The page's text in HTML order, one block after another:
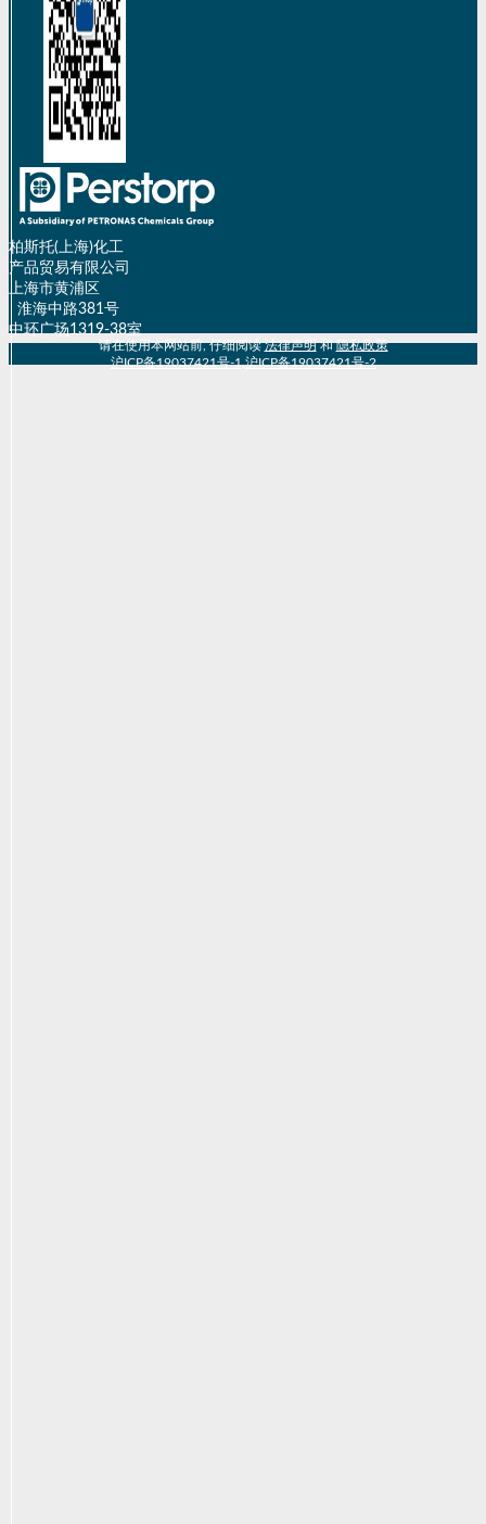
柏斯托(上海)化工
产品贸易有限公司
上海市黄浦区
淮海中路381号
中环广场1319-38室
请在使用本网站前, 仔细阅读法律声明和隐私政策
沪ICP备19037421号-1,沪ICP备19037421号-2